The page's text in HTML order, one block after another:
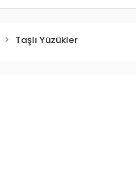
Taşlı Yüzükler